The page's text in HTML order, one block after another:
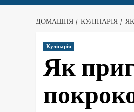
ДОМАШНЯ КУЛІНАРІЯ
Кулінарія
Як